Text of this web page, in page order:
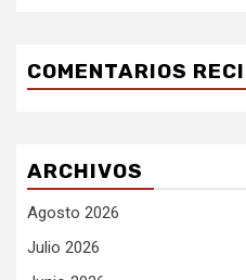
COMENTARIOS
ARCHIVOS
Agosto 2026
Julio 2026